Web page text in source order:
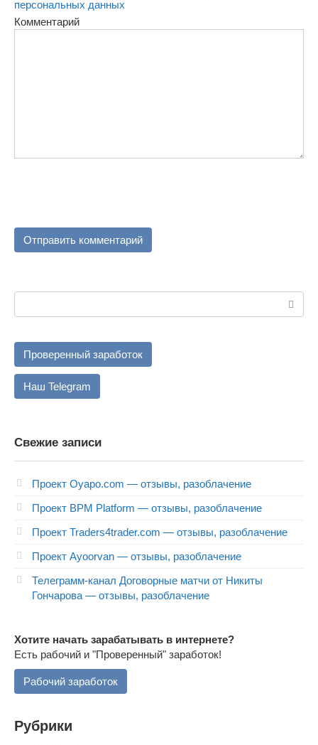
персональных данных
Комментарий
Проверенный заработок
Наш Telegram
Свежие записи
Проект Oyapo.com — отзывы, разоблачение
Проект BPM Platform — отзывы, разоблачение
Проект Traders4trader.com — отзывы, разоблачение
Проект Ayoorvan — отзывы, разоблачение
Телеграмм-канал Договорные матчи от Никиты
Гончарова — отзывы, разоблачение
Хотите начать зарабатывать в интернете?
Есть рабочий и "Проверенный" заработок!
Рабочий заработок
Рубрики